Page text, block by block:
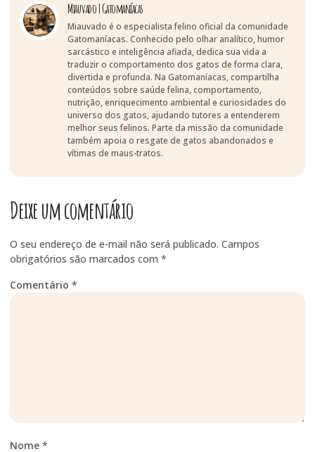
Miauvado | Gatomaníacas
Miauvado é o especialista felino oficial da comunidade
Gatomaníacas. Conhecido pelo olhar analítico, humor
sarcástico e inteligência afiada, dedica sua vida a
traduzir o comportamento dos gatos de forma clara,
divertida e profunda. Na Gatomaníacas, compartilha
conteúdos sobre saúde felina, comportamento,
nutrição, enriquecimento ambiental e curiosidades do
universo dos gatos, ajudando tutores a entenderem
melhor seus felinos. Parte da missão da comunidade
também apoia o resgate de gatos abandonados e
vítimas de maus-tratos.
Deixe um comentário
O seu endereço de e-mail não será publicado. Campos
obrigatórios são marcados com *
Comentário *
Nome *